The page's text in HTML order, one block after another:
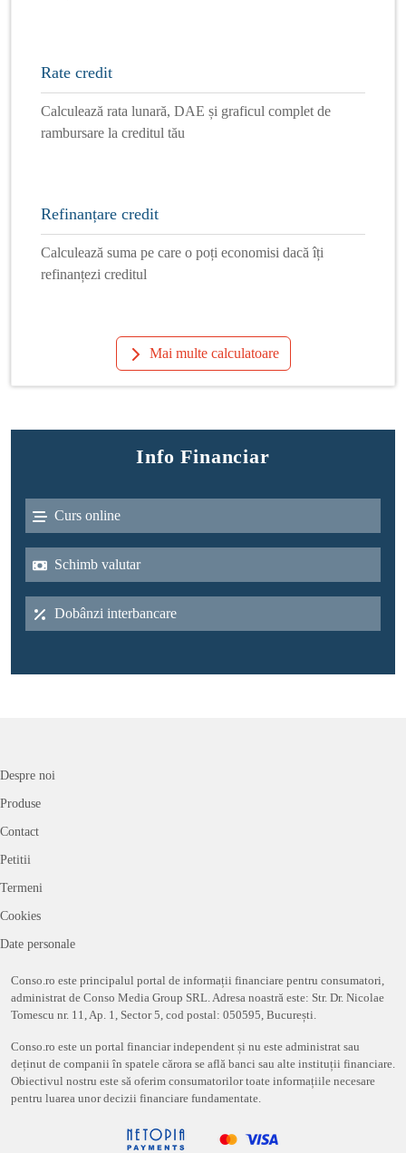
Rate credit
Calculează rata lunară, DAE și graficul complet de
rambursare la creditul tău
Refinanțare credit
Calculează suma pe care o poți economisi dacă îți
refinanțezi creditul
Mai multe calculatoare
Info Financiar
Curs online
Schimb valutar
Dobânzi interbancare
Despre noi
Produse
Contact
Petitii
Termeni
Cookies
Date personale
Conso.ro este principalul portal de informații financiare pentru consumatori,
administrat de Conso Media Group SRL. Adresa noastră este: Str. Dr. Nicolae
Tomescu nr. 11, Ap. 1, Sector 5, cod postal: 050595, București.
Conso.ro este un portal financiar independent și nu este administrat sau
deținut de companii în spatele cărora se află banci sau alte instituții financiare.
Obiectivul nostru este să oferim consumatorilor toate informațiile necesare
pentru luarea unor decizii financiare fundamentate.